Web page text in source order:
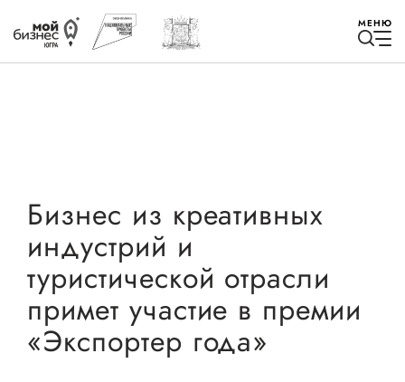
МЕНЮ
Быть в курсе
Истории успеха
Мероприятия
Бизнес из креативных
индустрий и
туристической отрасли
примет участие в премии
«Экспортер года»